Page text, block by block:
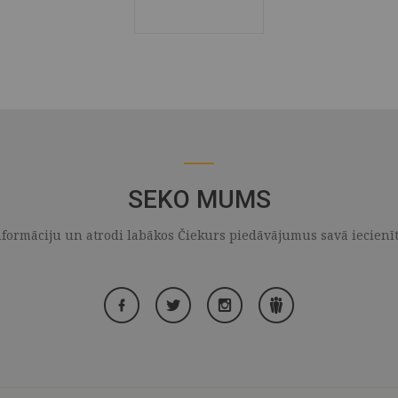
SEKO MUMS
un atrodi labākos Čiekurs piedāvājumus savā